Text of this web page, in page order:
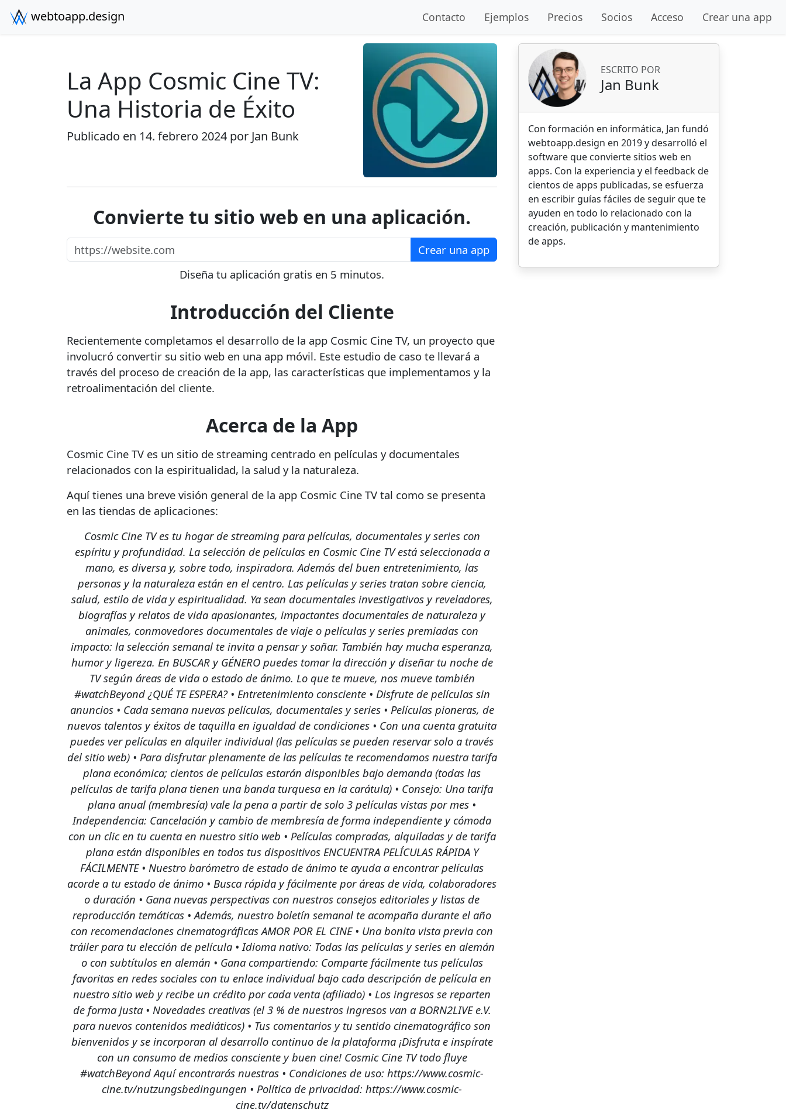
webtoapp.design Contacto Ejemplos Precios Socios Acceso Crear una app
La App Cosmic Cine TV:
Una Historia de Éxito
Publicado en 14. febrero 2024 por Jan Bunk
Convierte tu sitio web en una aplicación.
https://website.com
Crear una app
Diseña tu aplicación gratis en 5 minutos.
Introducción del Cliente
Recientemente completamos el desarrollo de la app Cosmic Cine TV, un proyecto que
involucró convertir su sitio web en una app móvil. Este estudio de caso te llevará a
través del proceso de creación de la app, las características que implementamos y la
retroalimentación del cliente.
Acerca de la App
Cosmic Cine TV es un sitio de streaming centrado en películas y documentales
relacionados con la espiritualidad, la salud y la naturaleza.
Aquí tienes una breve visión general de la app Cosmic Cine TV tal como se presenta
en las tiendas de aplicaciones:
Cosmic Cine TV es tu hogar de streaming para películas, documentales y series con
espíritu y profundidad. La selección de películas en Cosmic Cine TV está seleccionada a
mano, es diversa y, sobre todo, inspiradora. Además del buen entretenimiento, las
personas y la naturaleza están en el centro. Las películas y series tratan sobre ciencia,
salud, estilo de vida y espiritualidad. Ya sean documentales investigativos y reveladores,
biografías y relatos de vida apasionantes, impactantes documentales de naturaleza y
animales, conmovedores documentales de viaje o películas y series premiadas con
impacto: la selección semanal te invita a pensar y soñar. También hay mucha esperanza,
humor y ligereza. En BUSCAR y GÉNERO puedes tomar la dirección y diseñar tu noche de
TV según áreas de vida o estado de ánimo. Lo que te mueve, nos mueve también
#watchBeyond ¿QUÉ TE ESPERA? • Entretenimiento consciente • Disfrute de películas sin
anuncios • Cada semana nuevas películas, documentales y series • Películas pioneras, de
nuevos talentos y éxitos de taquilla en igualdad de condiciones • Con una cuenta gratuita
puedes ver películas en alquiler individual (las películas se pueden reservar solo a través
del sitio web) • Para disfrutar plenamente de las películas te recomendamos nuestra tarifa
plana económica; cientos de películas estarán disponibles bajo demanda (todas las
películas de tarifa plana tienen una banda turquesa en la carátula) • Consejo: Una tarifa
plana anual (membresía) vale la pena a partir de solo 3 películas vistas por mes •
Independencia: Cancelación y cambio de membresía de forma independiente y cómoda
con un clic en tu cuenta en nuestro sitio web • Películas compradas, alquiladas y de tarifa
plana están disponibles en todos tus dispositivos ENCUENTRA PELÍCULAS RÁPIDA Y
FÁCILMENTE • Nuestro barómetro de estado de ánimo te ayuda a encontrar películas
acorde a tu estado de ánimo • Busca rápida y fácilmente por áreas de vida, colaboradores
o duración • Gana nuevas perspectivas con nuestros consejos editoriales y listas de
reproducción temáticas • Además, nuestro boletín semanal te acompaña durante el año
con recomendaciones cinematográficas AMOR POR EL CINE • Una bonita vista previa con
tráiler para tu elección de película • Idioma nativo: Todas las películas y series en alemán
o con subtítulos en alemán • Gana compartiendo: Comparte fácilmente tus películas
favoritas en redes sociales con tu enlace individual bajo cada descripción de película en
nuestro sitio web y recibe un crédito por cada venta (afiliado) • Los ingresos se reparten
de forma justa • Novedades creativas (el 3 % de nuestros ingresos van a BORN2LIVE e.V.
para nuevos contenidos mediáticos) • Tus comentarios y tu sentido cinematográfico son
bienvenidos y se incorporan al desarrollo continuo de la plataforma ¡Disfruta e inspírate
con un consumo de medios consciente y buen cine! Cosmic Cine TV todo fluye
#watchBeyond Aquí encontrarás nuestras • Condiciones de uso: https://www.cosmic-
cine.tv/nutzungsbedingungen • Política de privacidad: https://www.cosmic-
cine.tv/datenschutz
ESCRITO POR
Jan Bunk
Con formación en informática, Jan fundó
webtoapp.design en 2019 y desarrolló el
software que convierte sitios web en
apps. Con la experiencia y el feedback de
cientos de apps publicadas, se esfuerza
en escribir guías fáciles de seguir que te
ayuden en todo lo relacionado con la
creación, publicación y mantenimiento
de apps.